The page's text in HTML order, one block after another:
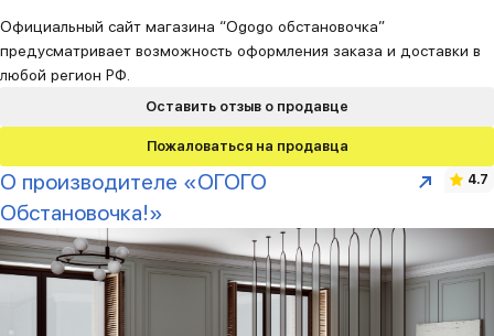
Оставить отзыв о продавце
Пожаловаться на продавца
Официальный сайт магазина “Ogogo обстановочка”
предусматривает возможность оформления заказа и доставки в
любой регион РФ.
О производителе «ОГОГО
Обстановочка!»
4.7